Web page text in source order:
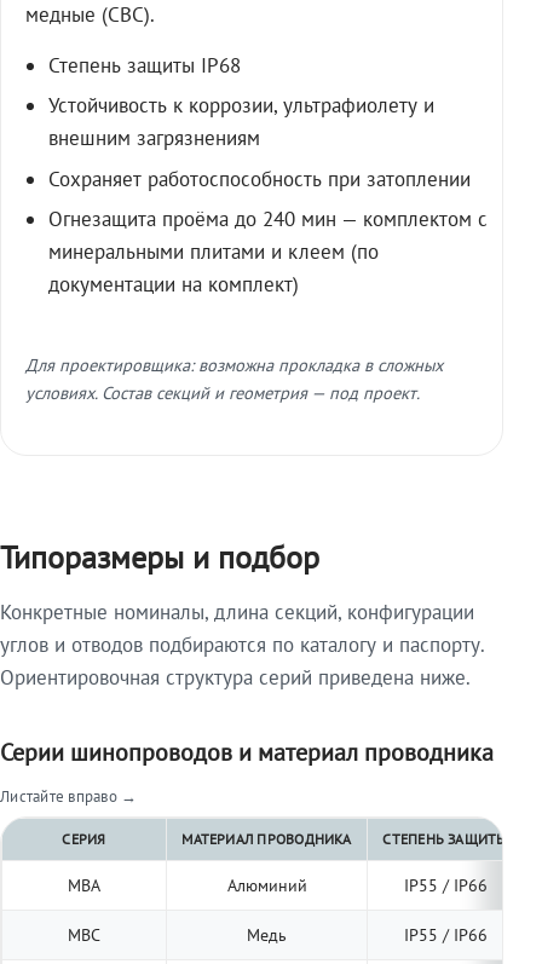
медные (СВС).
Степень защиты IP68
Устойчивость к коррозии, ультрафиолету и
внешним загрязнениям
Сохраняет работоспособность при затоплении
Огнезащита проёма до 240 мин — комплектом с
минеральными плитами и клеем (по
документации на комплект)
Для проектировщика: возможна прокладка в сложных
условиях. Состав секций и геометрия — под проект.
Типоразмеры и подбор
Конкретные номиналы, длина секций, конфигурации
углов и отводов подбираются по каталогу и паспорту.
Ориентировочная структура серий приведена ниже.
Серии шинопроводов и материал проводника
Листайте вправо →
СЕРИЯ МАТЕРИАЛ ПРОВОДНИКА СТЕПЕНЬ ЗАЩИТЫ
МВА Алюминий IP55 / IP66
МВС Медь IP55 / IP66